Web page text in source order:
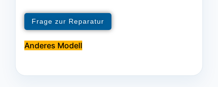
Frage zur Reparatur
Anderes Modell